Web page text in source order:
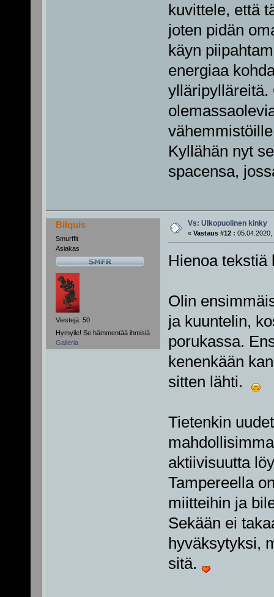
kuvittele, että
joten pidän
käyn
energiaa
ylläripylläreitä.
Kyllähän nyt
spacensa,
Bilquis
Smurffit
Asiakas
Viestejä: 50
Hymyile! Se hämmentää ihmisiä
Galleria
Vs: Ulkopuolinen kinky
« Vastaus #12 : 05.04.2020,
Hienoa tekstiä
Olin
ja kuuntelin,
porukassa.
kenenkään
sitten lähti.
Tietenkin
aktiivisuutta
Tampereella
miitteihin ja
Sekään ei
hyväksytyksi,
sitä.